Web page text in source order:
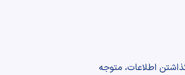
اطلاعات، متوجه